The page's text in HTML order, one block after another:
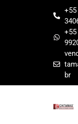
+55
+55
br